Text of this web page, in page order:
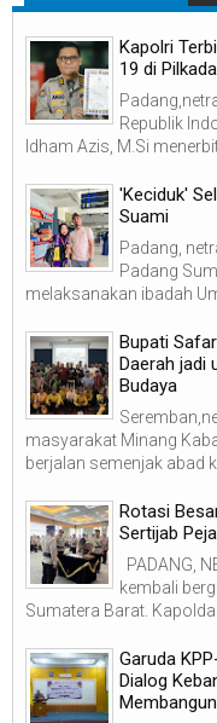
Kapolri
19 di
Republik
Idham Azis, M.Si
'Keciduk'
Suami
Padang,
Padang
melaksanakan ibadah
Bupati
Daerah jadi
Budaya
masyarakat Minang
berjalan semenjak abad
Rotasi
Sertijab
PADANG,
kembali
Sumatera Barat. Kapolda
Garuda
Dialog